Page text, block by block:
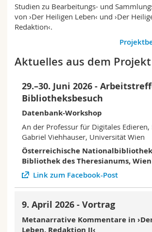
Math.-Nat. und Med. Fak.
Interfakultär
Mitarbeitende
Webmail
MyUnifr
Studien zu Bearbeitungs- und
von ›Der Heiligen Leben‹ und ›Der
Redaktion‹.
Aktuelles aus dem Projekt
29.–30. Juni 2026 -
Bibliotheksbesuch
Datenbank-Workshop
An der Professur für Digitales Edieren,
Gabriel Viehhauser, Universität Wien
Österreichische
Bibliothek des Theresianums, Wien
Link zum Facebook-Post
9. April 2026 - Vortrag
Metanarrative Kommentare in
Leben, Redaktion II‹